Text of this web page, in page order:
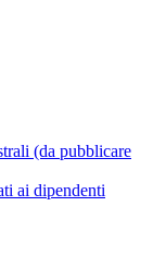
(da pubblicare
ai dipendenti